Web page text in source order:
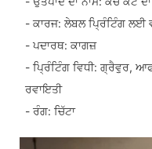
- ਕਾਰਜ: ਲੇਬਲ ਪ੍ਰਿੰਟਿੰਗ ਲਈ
- ਪਦਾਰਥ: ਕਾਗਜ਼
- ਪ੍ਰਿੰਟਿੰਗ ਵਿਧੀ: ਗ੍ਰੈਵੁਰ,
ਰਵਾਇਤੀ
- ਰੰਗ: ਚਿੱਟਾ